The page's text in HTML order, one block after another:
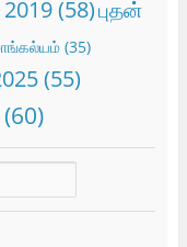
(58)புதன்
(35)
(55)
(60)